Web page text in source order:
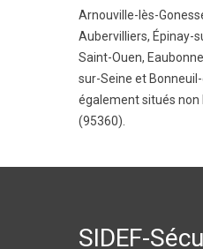
Arnouville-lès-
Aubervilliers, Épinay-
Saint-Ouen, Eaubonne
sur-Seine et
également situés
(95360).
SIDEF-